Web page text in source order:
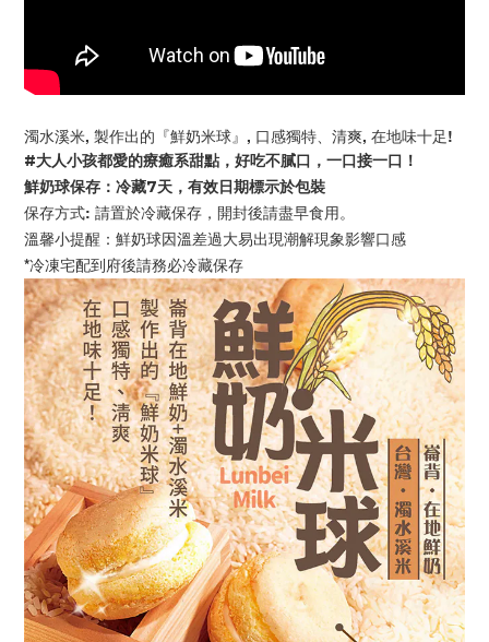
濁水溪米, 製作出的『鮮奶米球』, 口感獨特、清爽, 在地味十足!
#大人小孩都愛的療癒系甜點，好吃不膩口，一口接一口！
鮮奶球保存：冷藏7天，有效日期標示於包裝
保存方式: 請置於冷藏保存，開封後請盡早食用。
溫馨小提醒：鮮奶球因溫差過大易出現潮解現象影響口感
*冷凍宅配到府後請務必冷藏保存